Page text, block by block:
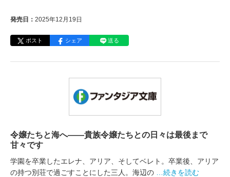
発売日： 2025年12月19日
ポスト シェア 送る
令嬢たちと海へ――貴族令嬢たちとの日々は最後まで
甘々です
学園を卒業したエレナ、アリア、そしてベレト。卒業後、アリア
の持つ別荘で過ごすことにした三人。海辺の
…続きを読む